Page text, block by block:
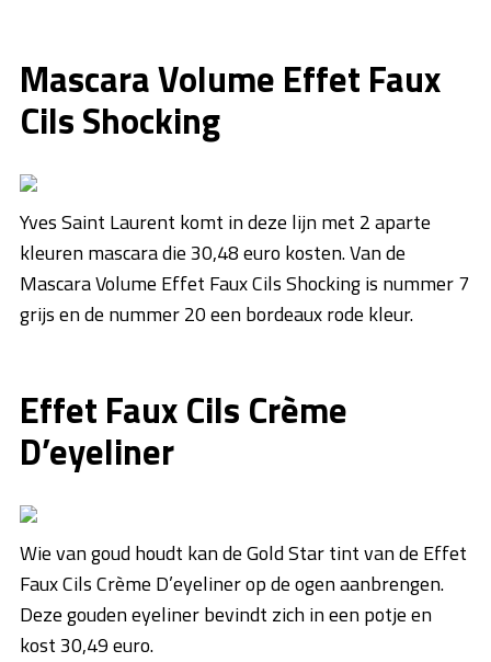
Mascara Volume Effet Faux
Cils Shocking
Yves Saint Laurent komt in deze lijn met 2 aparte
kleuren mascara die 30,48 euro kosten. Van de
Mascara Volume Effet Faux Cils Shocking is nummer 7
grijs en de nummer 20 een bordeaux rode kleur.
Effet Faux Cils Crème
D’eyeliner
Wie van goud houdt kan de Gold Star tint van de Effet
Faux Cils Crème D’eyeliner op de ogen aanbrengen.
Deze gouden eyeliner bevindt zich in een potje en
kost 30,49 euro.